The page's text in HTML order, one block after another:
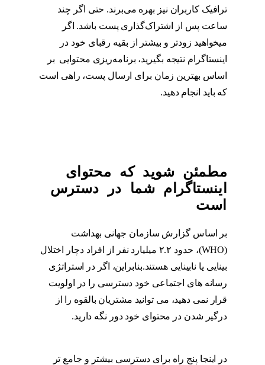
ترافیک کاربران نیز بهره می‌برند. حتی اگر چند
ساعت پس از اشتراک‌گذاری پست باشد. اگر
میخواهید زودتر و بیشتر از بقیه رقبای خود در
اینستاگرام نتیجه بگیرید، برنامه‌ریزی محتوایی بر
اساس بهترین زمان برای ارسال پست، راهی است
که باید انجام دهید.
مطمئن شوید که محتوای
اینستاگرام شما در دسترس
است
بر اساس گزارش سازمان جهانی بهداشت
(WHO)، حدود ۲.۲ میلیارد نفر از افراد دچار اختلال
بینایی یا نابینایی هستند.بنابراین، اگر در استراتژی
رسانه های اجتماعی خود دسترسی را در اولویت
قرار نمی دهید، می توانید مشتریان بالقوه را از
درگیر شدن در محتوای خود دور نگه دارید.
در اینجا پنج راه برای دسترسی بیشتر و جامع تر